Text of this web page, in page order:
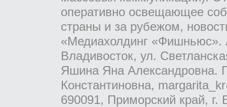
оперативно освещающее
страны и за рубежом,
«Медиахолдинг «Фишньюс».
Владивосток, ул.
Яшина Яна Александровна.
Константиновна,
690091, Приморский край,